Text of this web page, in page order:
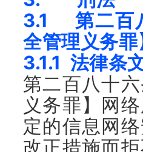
3.1 第二百
全管理义务罪
3.1.1 法律条
第二百八十
义务罪】网
定的信息网
改正措施而